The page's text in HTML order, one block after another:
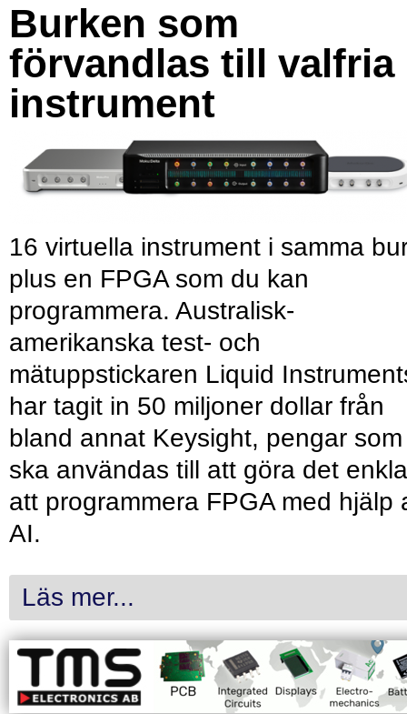
Burken som
förvandlas till valfria
instrument
16 virtuella instrument i samma
plus en FPGA som du kan
programmera. Australisk-
amerikanska test- och
mätuppstickaren Liquid
har tagit in 50 miljoner dollar från
bland annat Keysight, pengar som
ska användas till att göra det
att programmera FPGA med hjälp
AI.
Läs mer...